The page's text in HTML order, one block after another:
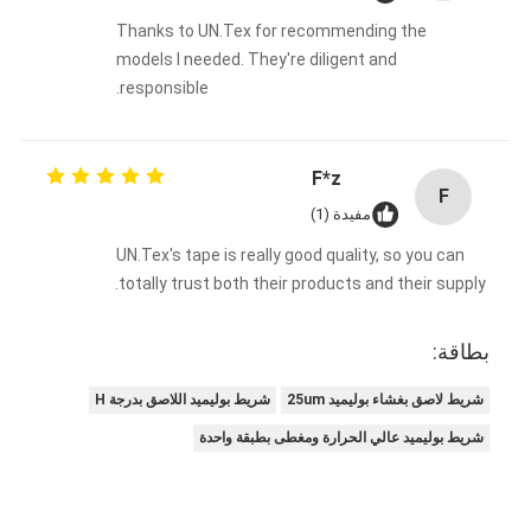
Thanks to UN.Tex for recommending the
models I needed. They're diligent and
responsible.
F
F*z
مفيدة (1)
UN.Tex's tape is really good quality, so you can
totally trust both their products and their supply.
بطاقة:
شريط لاصق بغشاء بوليميد 25um شريط بوليميد اللاصق بدرجة H
شريط بوليميد عالي الحرارة ومغطى بطبقة واحدة